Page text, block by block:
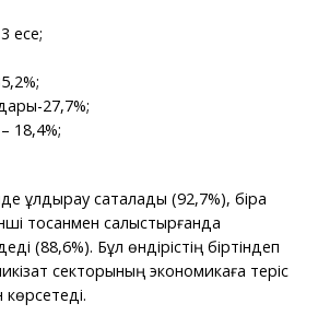
есе;
27,7%;
18,4%;
құлдырау сақталады (92,7%), бірақ
тоқсанмен салыстырғанда
(88,6%). Бұл өндірістің біртіндеп
секторының экономикаға теріс
көрсетеді.